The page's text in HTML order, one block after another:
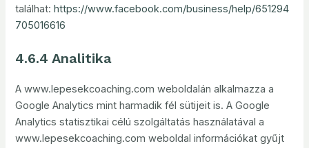
találhat:https://www.facebook.com/business/help/651294
705016616
4.6.4 Analitika
A www.lepesekcoaching.com weboldalán alkalmazza a
Google Analytics mint harmadik fél sütijeit is. A Google
Analytics statisztikai célú szolgáltatás használatával a
www.lepesekcoaching.com weboldal információkat gyűjt